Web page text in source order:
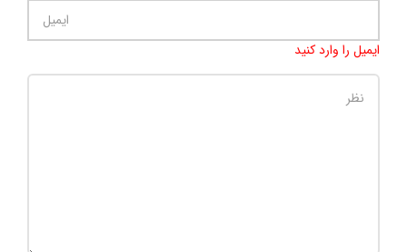
ایمیل را وارد کنید